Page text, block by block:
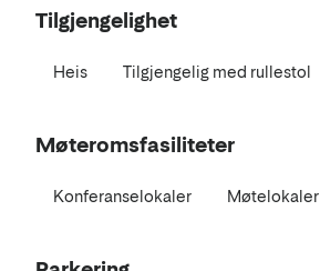
Tilgjengelighet
Heis Tilgjengelig med rullestol
Møteromsfasiliteter
Konferanselokaler Møtelokaler